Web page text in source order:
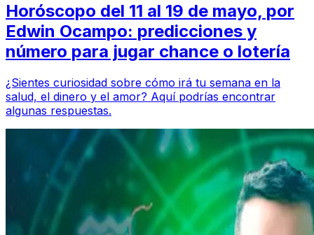
Horóscopo del 11 al 19 de mayo, por
Edwin Ocampo: predicciones y
número para jugar chance o lotería
¿Sientes curiosidad sobre cómo irá tu semana en la
salud, el dinero y el amor? Aquí podrías encontrar
algunas respuestas.